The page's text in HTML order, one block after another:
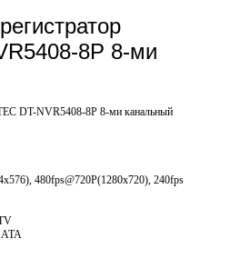
8P 8-ми
DT-NVR5408-8P 8-ми канальный
480fps@720P(1280х720), 240fps